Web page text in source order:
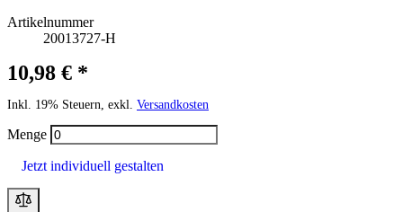
Artikelnummer
20013727-H
10,98 € *
Inkl. 19% Steuern, exkl. Versandkosten
Menge
Jetzt individuell gestalten